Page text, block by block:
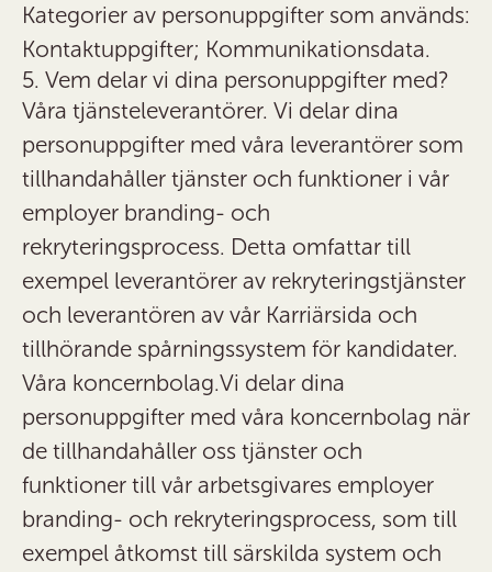
Kategorier av personuppgifter som används:
Kontaktuppgifter; Kommunikationsdata.
5. Vem delar vi dina personuppgifter med?
Våra tjänsteleverantörer. Vi delar dina
personuppgifter med våra leverantörer som
tillhandahåller tjänster och funktioner i vår
employer branding- och
rekryteringsprocess. Detta omfattar till
exempel leverantörer av rekryteringstjänster
och leverantören av vår Karriärsida och
tillhörande spårningssystem för kandidater.
Våra koncernbolag.Vi delar dina
personuppgifter med våra koncernbolag när
de tillhandahåller oss tjänster och
funktioner till vår arbetsgivares employer
branding- och rekryteringsprocess, som till
exempel åtkomst till särskilda system och